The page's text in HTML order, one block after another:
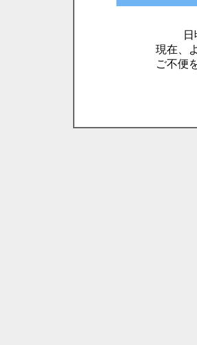
現在、
ご不便